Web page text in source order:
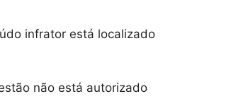
infrator está localizado
não está autorizado